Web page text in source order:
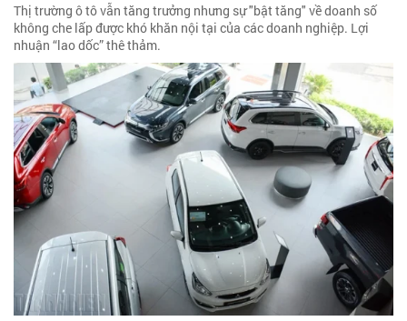
Thị trường ô tô vẫn tăng trưởng nhưng sự "bật tăng" về doanh số
không che lấp được khó khăn nội tại của các doanh nghiệp. Lợi
nhuận “lao dốc” thê thảm.